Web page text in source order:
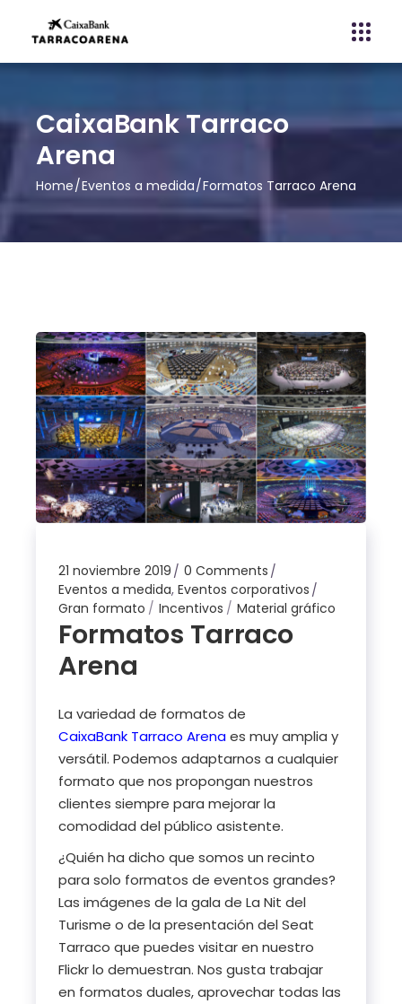
CaixaBank Tarraco
Arena
Home Eventos a medida Formatos Tarraco Arena
21 noviembre 2019
0 Comments
Eventos a medida,Eventos corporativos
Gran formato
Incentivos Material gráfico
Formatos Tarraco
Arena
La variedad de formatos de
CaixaBank Tarraco Arenaes muy amplia y
versátil. Podemos adaptarnos a cualquier
formato que nos propongan nuestros
clientes siempre para mejorar la
comodidad del público asistente.
¿Quién ha dicho que somos un recinto
para solo formatos de eventos grandes?
Las imágenes de la gala de La Nit del
Turisme o de la presentación del Seat
Tarraco que puedes visitar en nuestro
Flickr lo demuestran. Nos gusta trabajar
en formatos duales, aprovechar todas las